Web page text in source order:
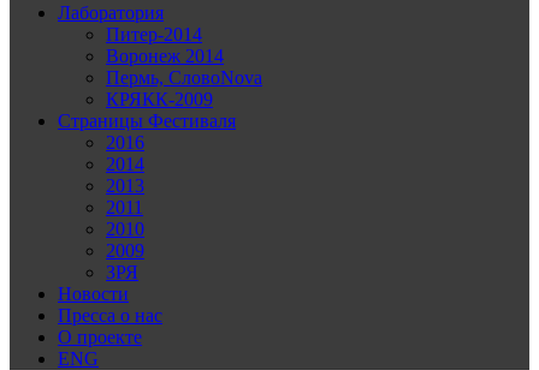
Лаборатория
Питер-2014
Воронеж 2014
Пермь, СловоNova
КРЯКК-2009
Страницы Фестиваля
2016
2014
2013
2011
2010
2009
ЗРЯ
Новости
Пресса о нас
О проекте
ENG